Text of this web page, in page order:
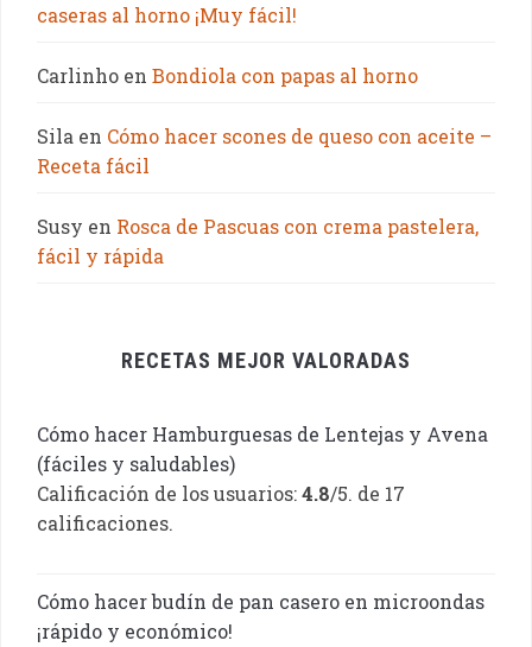
caseras al horno ¡Muy fácil!
Carlinho en Bondiola con papas al horno
Sila en Cómo hacer scones de queso con aceite –
Receta fácil
Susy en Rosca de Pascuas con crema pastelera,
fácil y rápida
RECETAS MEJOR VALORADAS
Cómo hacer Hamburguesas de Lentejas y Avena
(fáciles y saludables)
Calificación de los usuarios:4.8/5. de 17
calificaciones.
Cómo hacer budín de pan casero en microondas
¡rápido y económico!